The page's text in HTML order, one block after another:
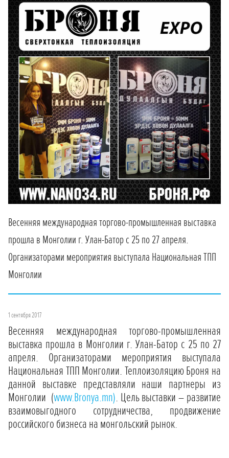
Весенняя международная торгово-промышленная выставка
прошла в Монголии г. Улан-Батор с 25 по 27 апреля.
Организаторами мероприятия выступала Национальная ТПП
Монголии
1 сентября 2017
Весенняя международная торгово-промышленная
выставка прошла в Монголии г. Улан-Батор с 25 по 27
апреля. Организаторами мероприятия выступала
Национальная ТПП Монголии. Теплоизоляцию Броня на
данной выставке представляли наши партнеры из
Монголии (www.Bronya.mn). Цель выставки – развитие
взаимовыгодного сотрудничества, продвижение
российского бизнеса на монгольский рынок.